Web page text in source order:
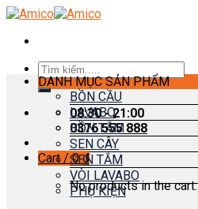
Skip
content
Search
for:
08:30 - 21:00
0376 555 888
Cart /0₫
No products in the cart.
DANH MỤC SẢN PHẨM
BỒN CẦU
LAVABO
BỒN TẮM
SEN CÂY
SEN TẮM
VÒI LAVABO
PHỤ KIỆN